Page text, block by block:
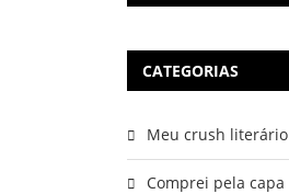
CATEGORIAS
Meu crush literário
Comprei pela capa